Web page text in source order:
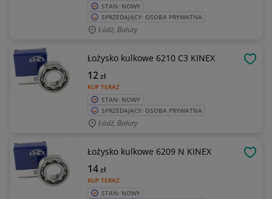
STAN: NOWY
SPRZEDAJĄCY: OSOBA PRYWATNA
Łódź, Bałuty
Łożysko kulkowe 6210 C3 KINEX
KUP TERAZ
12zł
STAN: NOWY
SPRZEDAJĄCY: OSOBA PRYWATNA
Łódź, Bałuty
Łożysko kulkowe 6209 N KINEX
KUP TERAZ
14zł
STAN: NOWY